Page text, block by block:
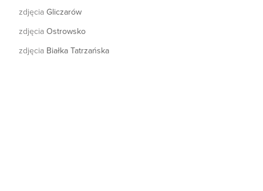
zdjęcia Gliczarów
zdjęcia Ostrowsko
zdjęcia Białka Tatrzańska